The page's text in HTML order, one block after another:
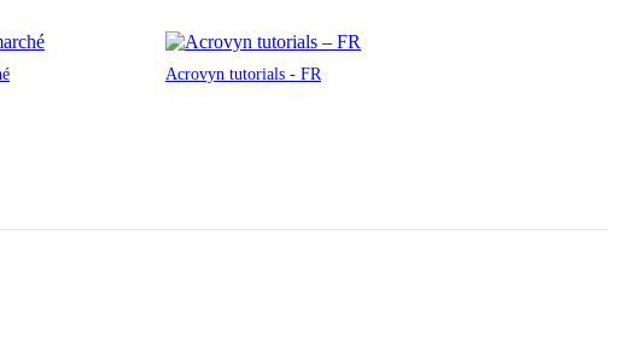
Acrovyn tutorials - FR